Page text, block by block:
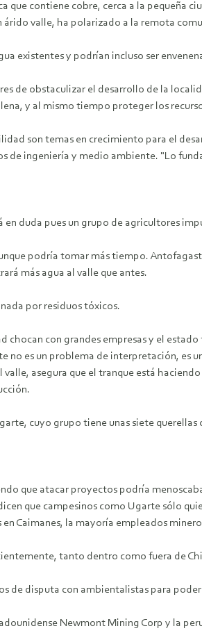
contiene cobre, cerca a la pequeña
valle, ha polarizado a la remota
existentes y podrían incluso ser
de obstaculizar el desarrollo de la
y al mismo tiempo proteger los
son temas en crecimiento para el
de ingeniería y medio ambiente. "Lo
duda pues un grupo de agricultores
podría tomar más tiempo.
más agua al valle que antes.
por residuos tóxicos.
con grandes empresas y el
es un problema de interpretación, es
asegura que el tranque está
cuyo grupo tiene unas siete
que atacar proyectos podría
que campesinos como Ugarte sólo
Caimanes, la mayoría empleados
tanto dentro como fuera de
disputa con ambientalistas para
Newmont Mining Corp y la